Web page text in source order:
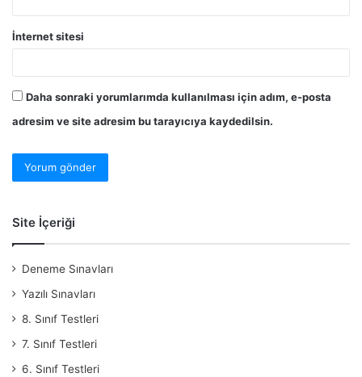
İnternet sitesi
Daha sonraki yorumlarımda kullanılması için adım, e-posta
adresim ve site adresim bu tarayıcıya kaydedilsin.
Site İçeriği
Deneme Sınavları
Yazılı Sınavları
8. Sınıf Testleri
7. Sınıf Testleri
6. Sınıf Testleri